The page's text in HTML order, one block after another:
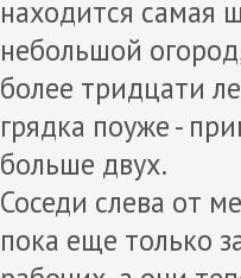
находится самая
небольшой
более тридцати
грядка поуже -
больше двух.
Соседи слева от
пока еще только